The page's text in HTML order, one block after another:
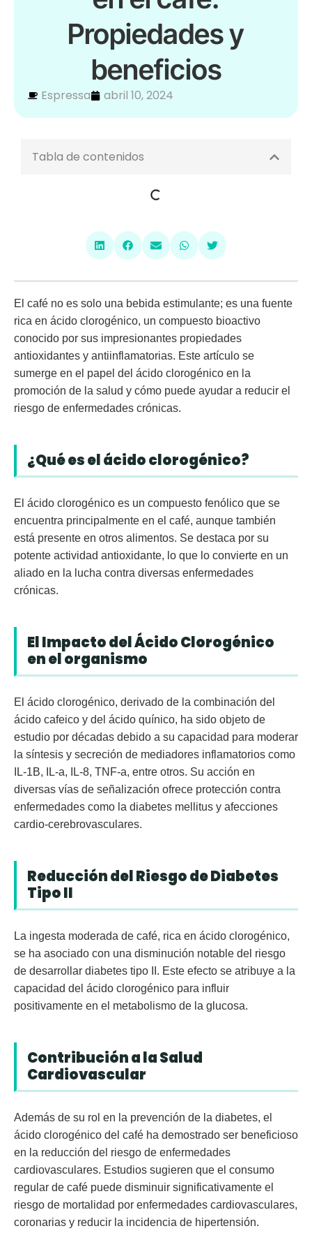
Propiedades y
beneficios
Espressa abril 10, 2024
Tabla de contenidos
El café no es solo una bebida estimulante; es una fuente
rica en ácido clorogénico, un compuesto bioactivo
conocido por sus impresionantes propiedades
antioxidantes y antiinflamatorias. Este artículo se
sumerge en el papel del ácido clorogénico en la
promoción de la salud y cómo puede ayudar a reducir el
riesgo de enfermedades crónicas.
¿Qué es el ácido clorogénico?
El ácido clorogénico es un compuesto fenólico que se
encuentra principalmente en el café, aunque también
está presente en otros alimentos. Se destaca por su
potente actividad antioxidante, lo que lo convierte en un
aliado en la lucha contra diversas enfermedades
crónicas.
El Impacto del Ácido Clorogénico
en el organismo
El ácido clorogénico, derivado de la combinación del
ácido cafeico y del ácido quínico, ha sido objeto de
estudio por décadas debido a su capacidad para moderar
la síntesis y secreción de mediadores inflamatorios como
IL-1B, IL-a, IL-8, TNF-a, entre otros. Su acción en
diversas vías de señalización ofrece protección contra
enfermedades como la diabetes mellitus y afecciones
cardio-cerebrovasculares.
Reducción del Riesgo de Diabetes
Tipo II
La ingesta moderada de café, rica en ácido clorogénico,
se ha asociado con una disminución notable del riesgo
de desarrollar diabetes tipo II. Este efecto se atribuye a la
capacidad del ácido clorogénico para influir
positivamente en el metabolismo de la glucosa.
Contribución a la Salud
Cardiovascular
Además de su rol en la prevención de la diabetes, el
ácido clorogénico del café ha demostrado ser beneficioso
en la reducción del riesgo de enfermedades
cardiovasculares. Estudios sugieren que el consumo
regular de café puede disminuir significativamente el
riesgo de mortalidad por enfermedades cardiovasculares,
coronarias y reducir la incidencia de hipertensión.